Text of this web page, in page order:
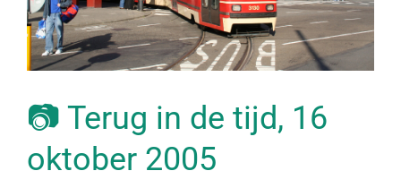
📷 Terug in de tijd, 16
oktober 2005